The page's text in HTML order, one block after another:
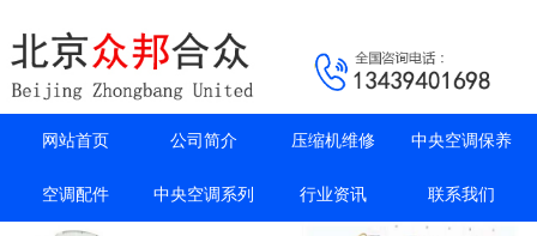
网站首页 公司简介 压缩机维修 中央空调保养
空调配件 中央空调系列 行业资讯 联系我们